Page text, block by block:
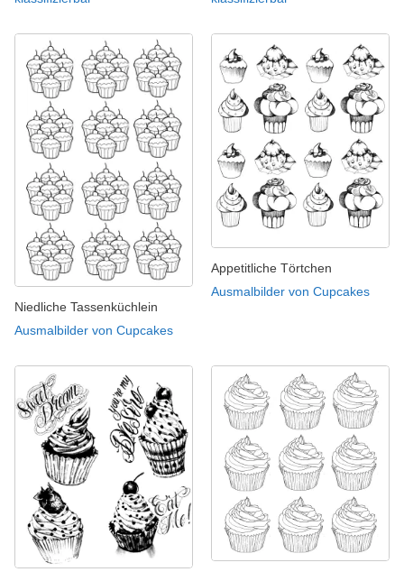
Niedliche Tassenküchlein
Ausmalbilder von Cupcakes
Appetitliche Törtchen
Ausmalbilder von Cupcakes